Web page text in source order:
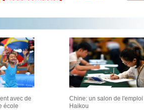
avec de
école
Chine: un salon de l'emploi
Haikou